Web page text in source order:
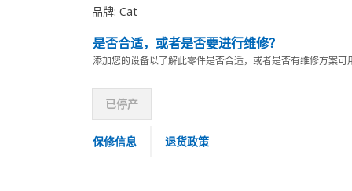
品牌: Cat
是否合适，或者是否要进行维修？
添加您的设备以了解此零件是否合适，或者是否有维修方案可
已停产
保修信息 退货政策